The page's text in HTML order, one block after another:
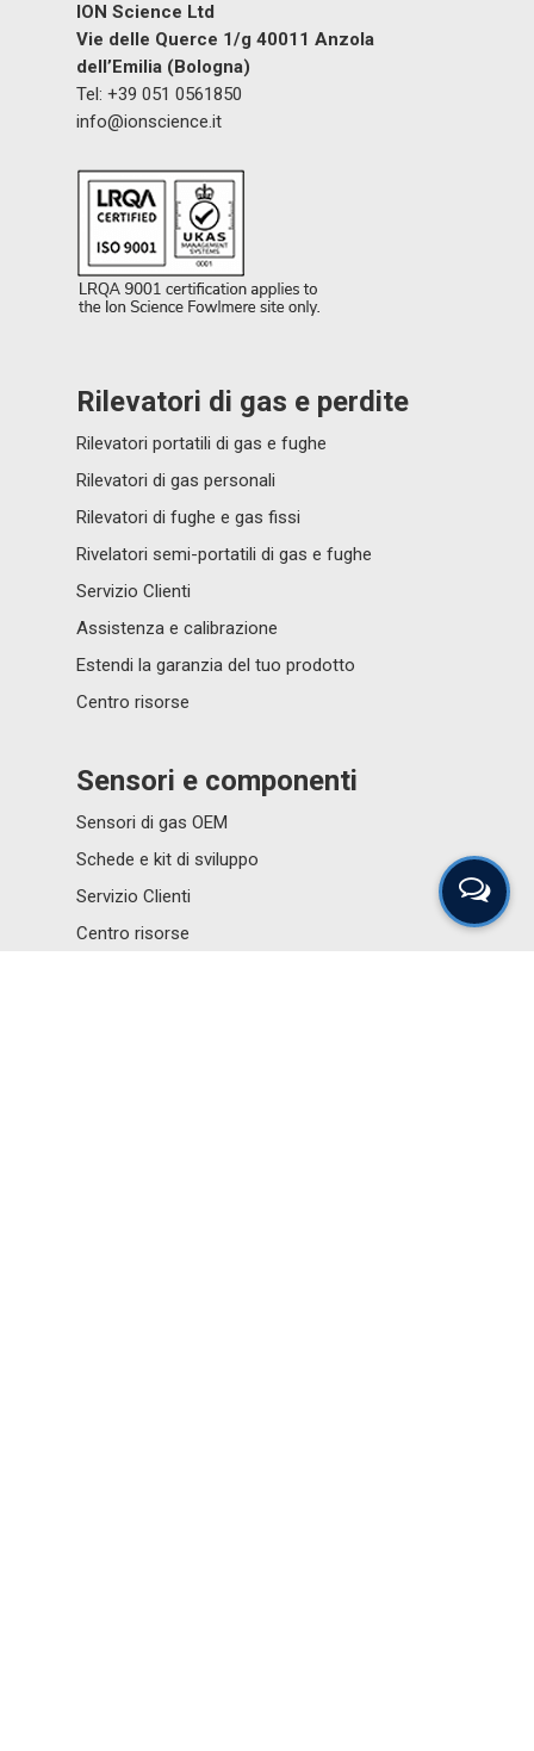
ION Science Ltd
Vie delle Querce 1/g 40011 Anzola
dell’Emilia (Bologna)
Tel: +39 051 0561850
info@ionscience.it
Rilevatori di gas e perdite
Rilevatori portatili di gas e fughe
Rilevatori di gas personali
Rilevatori di fughe e gas fissi
Rivelatori semi-portatili di gas e fughe
Servizio Clienti
Assistenza e calibrazione
Estendi la garanzia del tuo prodotto
Centro risorse
Sensori e componenti
Sensori di gas OEM
Schede e kit di sviluppo
Servizio Clienti
Centro risorse